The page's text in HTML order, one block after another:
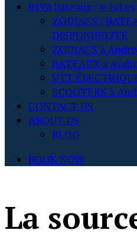
RIVA bateaux / e-bikes
ZODIACS /
DISPONIBILITE
ZODIACS à
BATEAUX à
VTT
SCOOTERS à
CONTACT US
ABOUT US
BLOG
BOOK NOW
La